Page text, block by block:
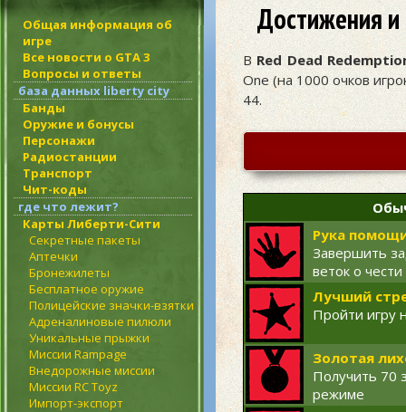
Общая информация об
игре
Все новости о GTA 3
Вопросы и ответы
база данных liberty city
Банды
Оружие и бонусы
Персонажи
Радиостанции
Транспорт
Чит-коды
где что лежит?
Карты Либерти-Сити
Секретные пакеты
Аптечки
Бронежилеты
Бесплатное оружие
Полицейские значки-взятки
Адреналиновые пилюли
Уникальные прыжки
Миссии Rampage
Внедорожные миссии
Миссии RC Toyz
Импорт-экспорт
Достижения
В Red Dead
One (на 1000 очков
44.
Рука
Завершить
веток о
Лучший
Пройти игру
Золотая
Получить 70
режиме